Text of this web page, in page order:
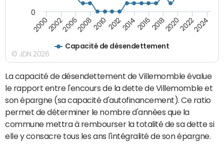
Capacité de désendettement
20002002200620082010 2012201420162018202020222024
0
© JDN 2026
La capacité de désendettement de Villemomble évalue
le rapport entre l'encours de la dette de Villemomble et
son épargne (sa capacité d'autofinancement). Ce ratio
permet de déterminer le nombre d'années que la
commune mettra à rembourser la totalité de sa dette si
elle y consacre tous les ans l'intégralité de son épargne.